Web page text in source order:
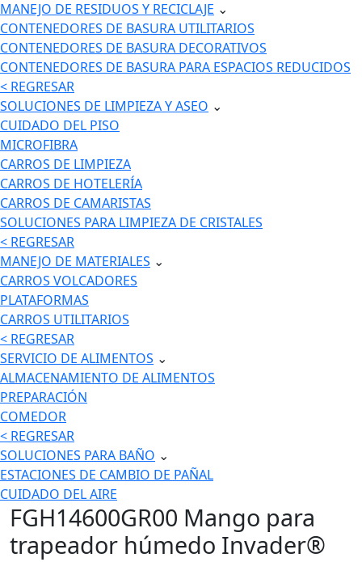
MANEJO DE RESIDUOS Y RECICLAJE ⌄
CONTENEDORES DE BASURA UTILITARIOS
CONTENEDORES DE BASURA DECORATIVOS
CONTENEDORES DE BASURA PARA ESPACIOS REDUCIDOS
< REGRESAR
SOLUCIONES DE LIMPIEZA Y ASEO ⌄
CUIDADO DEL PISO
MICROFIBRA
CARROS DE LIMPIEZA
CARROS DE HOTELERÍA
CARROS DE CAMARISTAS
SOLUCIONES PARA LIMPIEZA DE CRISTALES
< REGRESAR
MANEJO DE MATERIALES ⌄
CARROS VOLCADORES
PLATAFORMAS
CARROS UTILITARIOS
< REGRESAR
SERVICIO DE ALIMENTOS ⌄
ALMACENAMIENTO DE ALIMENTOS
PREPARACIÓN
COMEDOR
< REGRESAR
SOLUCIONES PARA BAÑO ⌄
ESTACIONES DE CAMBIO DE PAÑAL
CUIDADO DEL AIRE
FGH14600GR00 Mango para
trapeador húmedo Invader®